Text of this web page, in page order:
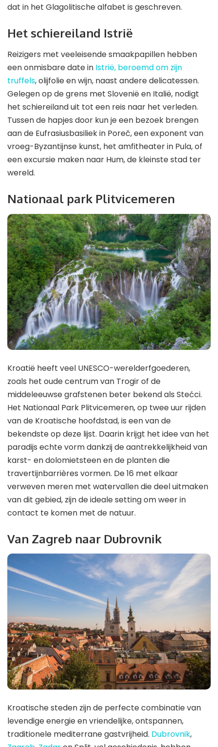
dat in het Glagolitische alfabet is geschreven.
Het schiereiland Istrië
Reizigers met veeleisende smaakpapillen hebben
een onmisbare date in Istrië, beroemd om zijn
truffels, olijfolie en wijn, naast andere delicatessen.
Gelegen op de grens met Slovenië en Italië, nodigt
het schiereiland uit tot een reis naar het verleden.
Tussen de hapjes door kun je een bezoek brengen
aan de Eufrasiusbasiliek in Poreč, een exponent van
vroeg-Byzantijnse kunst, het amfitheater in Pula, of
een excursie maken naar Hum, de kleinste stad ter
wereld.
Nationaal park Plitvicemeren
Kroatië heeft veel UNESCO-werelderfgoederen,
zoals het oude centrum van Trogir of de
middeleeuwse grafstenen beter bekend als Stećci.
Het Nationaal Park Plitvicemeren, op twee uur rijden
van de Kroatische hoofdstad, is een van de
bekendste op deze lijst. Daarin krijgt het idee van het
paradijs echte vorm dankzij de aantrekkelijkheid van
karst- en dolomietsteen en de planten die
travertijnbarrières vormen. De 16 met elkaar
verweven meren met watervallen die deel uitmaken
van dit gebied, zijn de ideale setting om weer in
contact te komen met de natuur.
Van Zagreb naar Dubrovnik
Kroatische steden zijn de perfecte combinatie van
levendige energie en vriendelijke, ontspannen,
traditionele mediterrane gastvrijheid. Dubrovnik,